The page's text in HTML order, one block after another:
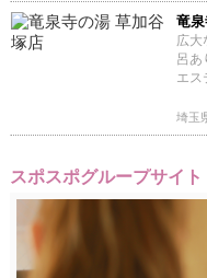
竜
広大
呂あ
エス
埼玉
スポスポグループサイト